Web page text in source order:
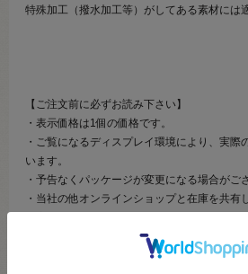
特殊加工（撥水加工等）がしてある素材には
【ご注文前に必ずお読み下さい】
・表示価格は1個の価格です。
・ご覧になるディスプレイ環境により、実際
います。
・予告なくパッケージが変更になる場合がご
・当社の他オンラインショップと在庫を共有